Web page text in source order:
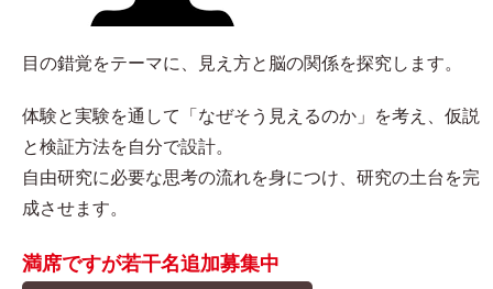
目の錯覚をテーマに、見え方と脳の関係を探究します。
体験と実験を通して「なぜそう見えるのか」を考え、仮説
と検証方法を自分で設計。
自由研究に必要な思考の流れを身につけ、研究の土台を完
成させます。
満席ですが若干名追加募集中